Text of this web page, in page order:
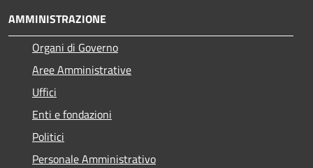
AMMINISTRAZIONE
Organi di Governo
Aree Amministrative
Uffici
Enti e fondazioni
Politici
Personale Amministrativo